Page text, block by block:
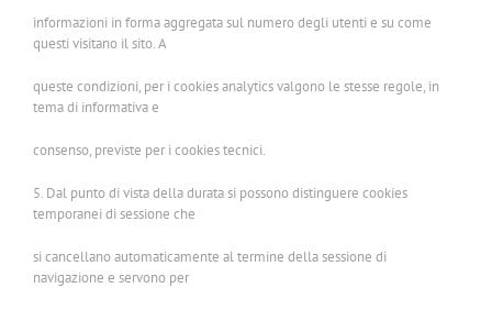
informazioni in forma aggregata sul numero degli utenti e su come
questi visitano il sito. A
queste condizioni, per i cookies analytics valgono le stesse regole, in
tema di informativa e
consenso, previste per i cookies tecnici.
5. Dal punto di vista della durata si possono distinguere cookies
temporanei di sessione che
si cancellano automaticamente al termine della sessione di
navigazione e servono per